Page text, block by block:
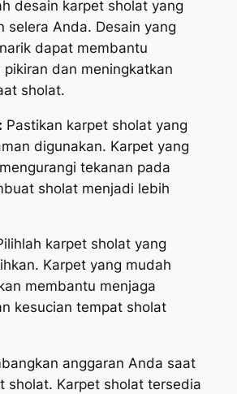
desain karpet sholat yang
selera Anda. Desain yang
dapat membantu
pikiran dan meningkatkan
sholat.
Pastikan karpet sholat yang
digunakan. Karpet yang
tekanan pada
sholat menjadi lebih
karpet sholat yang
Karpet yang mudah
membantu menjaga
kesucian tempat sholat
anggaran Anda saat
sholat. Karpet sholat tersedia